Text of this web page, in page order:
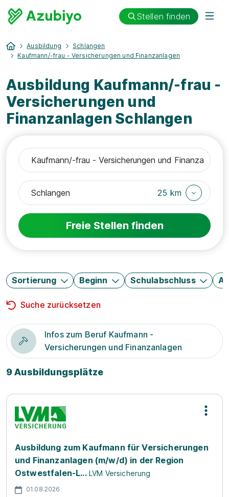
Stellen finden
Ausbildung
Schlangen
Kaufmann/-frau - Versicherungen und Finanzanlagen
Ausbildung Kaufmann/-frau -
Versicherungen und
Finanzanlagen Schlangen
25 km
Freie Stellen finden
Sortierung Beginn Schulabschluss
Suche zurücksetzen
Infos zum Beruf Kaufmann -
Versicherungen und Finanzanlagen
9 Ausbildungsplätze
Ausbildung zum Kaufmann für Versicherungen
und Finanzanlagen (m/w/d) in der Region
Ostwestfalen-L... LVM Versicherung
01.08.2026